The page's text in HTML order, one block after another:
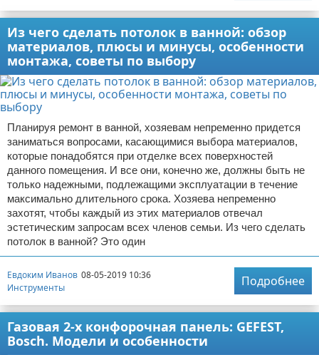
Из чего сделать потолок в ванной: обзор
материалов, плюсы и минусы, особенности
монтажа, советы по выбору
Планируя ремонт в ванной, хозяевам непременно придется
заниматься вопросами, касающимися выбора материалов,
которые понадобятся при отделке всех поверхностей
данного помещения. И все они, конечно же, должны быть не
только надежными, подлежащими эксплуатации в течение
максимально длительного срока. Хозяева непременно
захотят, чтобы каждый из этих материалов отвечал
эстетическим запросам всех членов семьи. Из чего сделать
потолок в ванной? Это один
Евдоким Иванов 08-05-2019 10:36
Инструменты
Подробнее
Газовая 2-х конфорочная панель: GEFEST,
Bosch. Модели и особенности